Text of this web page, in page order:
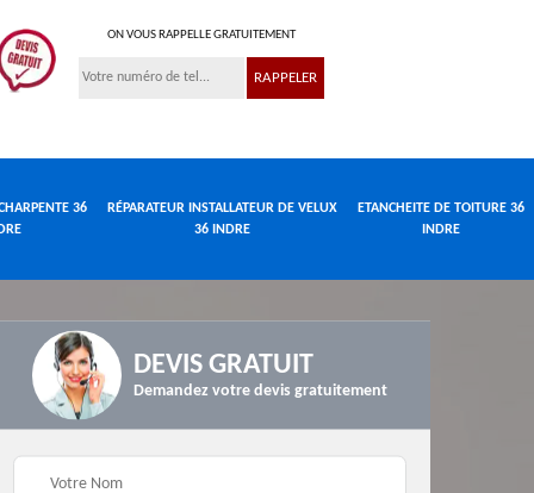
ON VOUS RAPPELLE GRATUITEMENT
36
RÉPARATEUR INSTALLATEUR DE VELUX
36 INDRE
ETANCHEITE DE TOITURE 36
INDRE
Travaux de charpente
36 Indre
Réparateur
DEVIS GRATUIT
Demandez votre devis gratuitement